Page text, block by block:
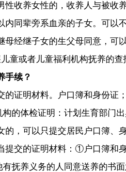
性收养女性的，收养人与被收
内同辈旁系血亲的子女。可以
母经继子女的生父母同意，可
童或者儿童福利机构抚养的
手续？
的证明材料。户口簿和身份
的体检证明：计划生育部门
的，可以只提交居民户口簿
提交的证明材料：①户口簿
有抚养义务的人同意送养的书